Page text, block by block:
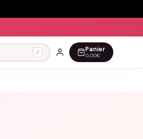
/ Panier
0,00€